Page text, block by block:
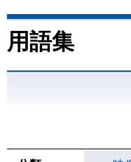
用語集